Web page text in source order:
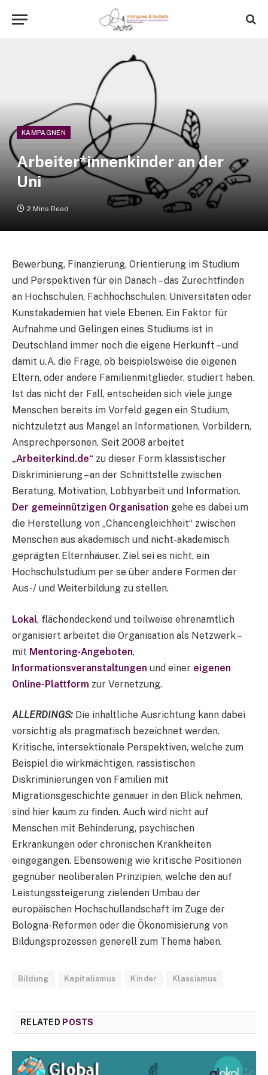
KAMPAGNEN
Arbeiter*innenkinder an der
Uni
2 Mins Read
Bewerbung, Finanzierung, Orientierung im Studium
und Perspektiven für ein Danach – das Zurechtfinden
an Hochschulen, Fachhochschulen, Universitäten oder
Kunstakademien hat viele Ebenen. Ein Faktor für
Aufnahme und Gelingen eines Studiums ist in
Deutschland immer noch die eigene Herkunft – und
damit u.A. die Frage, ob beispielsweise die eigenen
Eltern, oder andere Familienmitglieder, studiert haben.
Ist das nicht der Fall, entscheiden sich viele junge
Menschen bereits im Vorfeld gegen ein Studium,
nichtzuletzt aus Mangel an Informationen, Vorbildern,
Ansprechpersonen. Seit 2008 arbeitet
„Arbeiterkind.de“ zu dieser Form klassistischer
Diskriminierung – an der Schnittstelle zwischen
Beratung, Motivation, Lobbyarbeit und Information.
Der gemeinnützigen Organisation gehe es dabei um
die Herstellung von „Chancengleichheit“ zwischen
Menschen aus akademisch und nicht-akademisch
geprägten Elternhäuser. Ziel sei es nicht, ein
Hochschulstudium per se über andere Formen der
Aus-/ und Weiterbildung zu stellen.
Lokal, flächendeckend und teilweise ehrenamtlich
organisiert arbeitet die Organisation als Netzwerk –
mit Mentoring-Angeboten,
Informationsveranstaltungen und einer eigenen
Online-Plattform zur Vernetzung.
ALLERDINGS: Die inhaltliche Ausrichtung kann dabei
vorsichtig als pragmatisch bezeichnet werden.
Kritische, intersektionale Perspektiven, welche zum
Beispiel die wirkmächtigen, rassistischen
Diskriminierungen von Familien mit
Migrationsgeschichte genauer in den Blick nehmen,
sind hier kaum zu finden. Auch wird nicht auf
Menschen mit Behinderung, psychischen
Erkrankungen oder chronischen Krankheiten
eingegangen. Ebensowenig wie kritische Positionen
gegnüber neoliberalen Prinzipien, welche den auf
Leistungssteigerung zielenden Umbau der
europäischen Hochschullandschaft im Zuge der
Bologna-Reformen oder die Ökonomisierung von
Bildungsprozessen generell zum Thema haben.
Bildung Kapitalismus Kinder Klassismus
RELATED POSTS